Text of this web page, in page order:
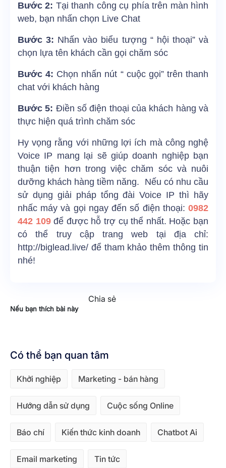
Bước 2: Tại thanh công cụ phía trên màn hình
web, bạn nhấn chọn Live Chat
Bước 3: Nhấn vào biểu tượng “ hội thoại” và
chọn lựa tên khách cần gọi chăm sóc
Bước 4: Chọn nhấn nút “ cuộc gọi” trên thanh
chat với khách hàng
Bước 5: Điền số điện thoại của khách hàng và
thực hiện quá trình chăm sóc
Hy vọng rằng với những lợi ích mà công nghệ
Voice IP mang lại sẽ giúp doanh nghiệp bạn
thuận tiện hơn trong việc chăm sóc và nuôi
dưỡng khách hàng tiềm năng. Nếu có nhu cầu
sử dụng giải pháp tổng đài Voice IP thì hãy
nhấc máy và gọi ngay đến số điện thoại: 0982
442 109để được hỗ trợ cụ thể nhất. Hoặc bạn
có thể truy cập trang web tại địa chỉ:
http://biglead.live/ để tham khảo thêm thông tin
nhé!
Nếu bạn thích bài này
Chia sẻ
Có thể bạn quan tâm
Khởi nghiệp Marketing - bán hàng
Hướng dẫn sử dụng Cuộc sống Online
Báo chí Kiến thức kinh doanh Chatbot Ai
Email marketing Tin tức